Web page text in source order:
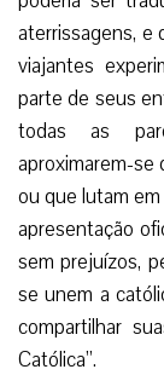
aterrissagens, e
viajantes
parte de seus
todas as
aproximarem-se
ou que lutam em
apresentação
sem prejuízos,
se unem a
compartilhar
Católica”.